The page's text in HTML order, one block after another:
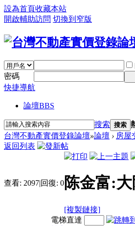
設為首頁收藏本站
開啟輔助訪問 切換到窄版
密碼
快捷導航
論壇BBS
搜索 搜索
台灣不動產實價登錄論壇»論壇 › 房屋
返回列表
查看: 2097|回復: 0 陈金富:
[複製鏈接]
電梯直達